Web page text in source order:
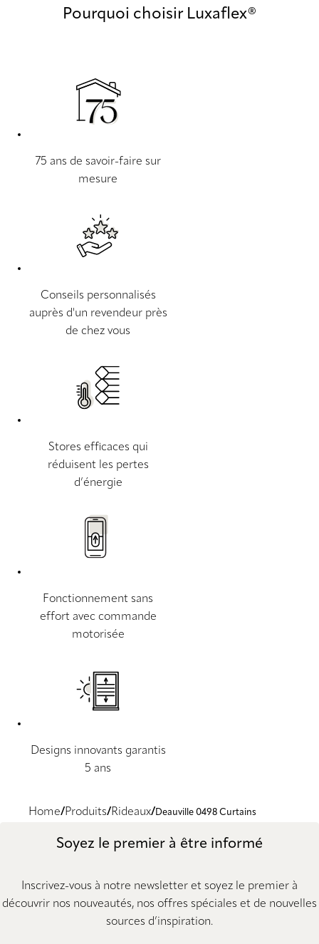
Pourquoi choisir Luxaflex®
75 ans de savoir-faire sur
mesure
Conseils personnalisés
auprès d'un revendeur près
de chez vous
Stores efficaces qui
réduisent les pertes
d’énergie
Fonctionnement sans
effort avec commande
motorisée
Designs innovants garantis
5 ans
Home Produits Rideaux Deauville 0498 Curtains
Soyez le premier à être informé
Inscrivez-vous à notre newsletter et soyez le premier à
découvrir nos nouveautés, nos offres spéciales et de nouvelles
sources d’inspiration.